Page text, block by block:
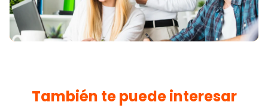
También te puede interesar